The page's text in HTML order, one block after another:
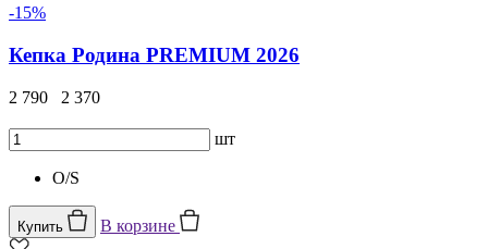
-15%
Кепка Родина PREMIUM 2026
2 790 2 370
шт
O/S
Купить В корзине